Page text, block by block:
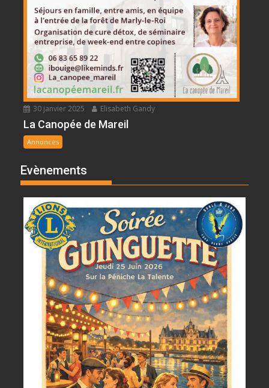
30 janvier 2025 Elisabeth Gandy
La Canopée de Mareil
Annonces
Evènements